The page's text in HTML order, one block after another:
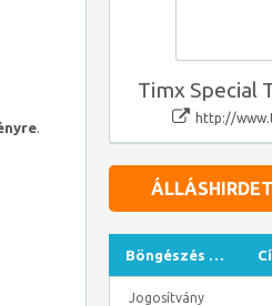
.
Timx Special
http://
Böngészés …
Jogosítvány